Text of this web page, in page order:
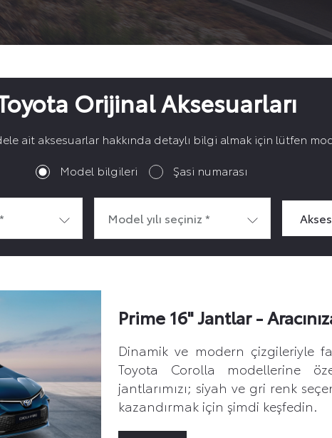
Orijinal Aksesuarları
ait aksesuarlar hakkında detaylı bilgi almak için lütfen
Model bilgileri
Şasi numarası
Model yılı seçiniz *
Prime 16" Jantlar -
Dinamik ve modern çizgileriyle
Toyota Corolla modellerine
jantlarımızı; siyah ve gri renk
kazandırmak için şimdi keşfedin.